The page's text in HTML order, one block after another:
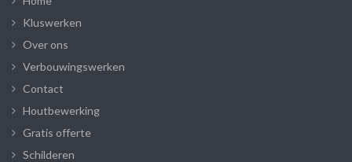
Kluswerken
Over ons
Verbouwingswerken
Contact
Houtbewerking
Gratis offerte
Schilderen